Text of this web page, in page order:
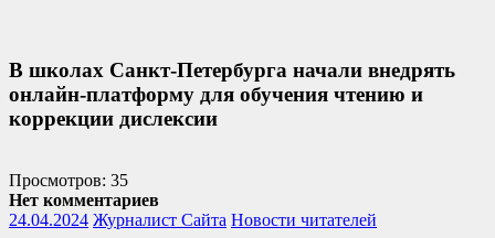
В школах Санкт-Петербурга начали внедрять
онлайн-платформу для обучения чтению и
коррекции дислексии
Просмотров: 35
Нет комментариев
24.04.2024 Журналист Сайта Новости читателей